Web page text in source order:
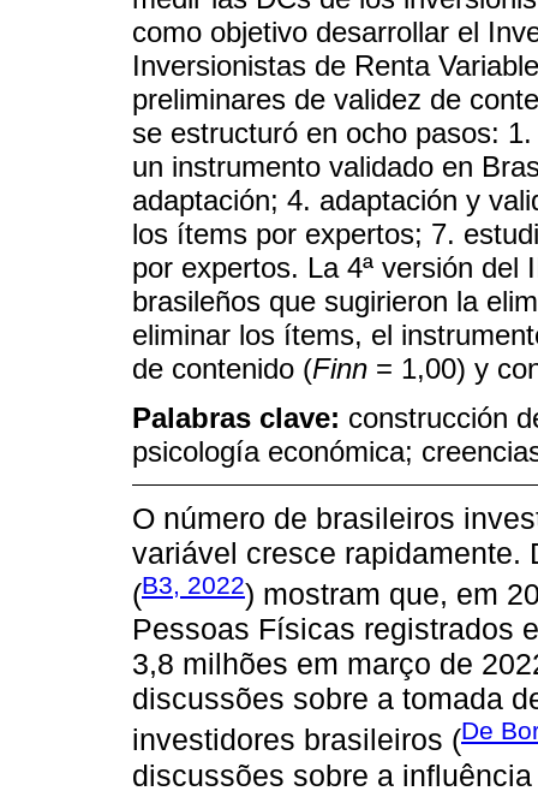
como objetivo desarrollar el
Inversionistas de Renta
preliminares de validez de
se estructuró en ocho pasos:
un instrumento validado en
adaptación; 4. adaptación y
los ítems por expertos; 7.
por expertos. La 4ª versión del
brasileños que sugirieron la
eliminar los ítems, el
de contenido (Finn = 1,00) y
Palabras clave: construcción
psicología económica;
O número de brasileiros
variável cresce rapidamente.
(B3, 2022) mostram que, em
Pessoas Físicas registrados
3,8 milhões em março de
discussões sobre a tomada
investidores brasileiros (De
discussões sobre a